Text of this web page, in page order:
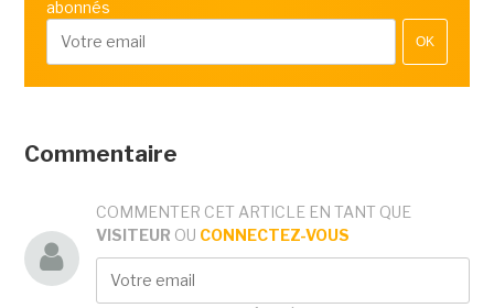
abonnés
OK
Commentaire
COMMENTER CET ARTICLE EN TANT QUE
VISITEUR OU CONNECTEZ-VOUS